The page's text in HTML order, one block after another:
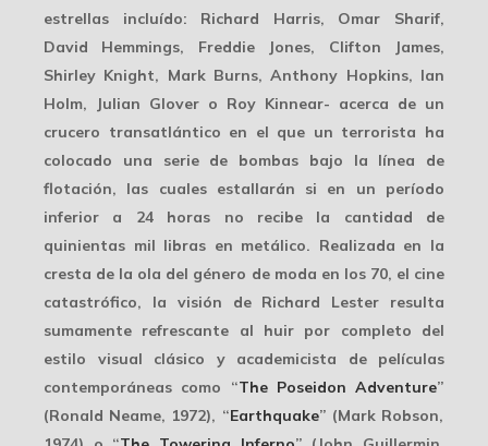
estrellas incluído: Richard Harris, Omar Sharif,
David Hemmings, Freddie Jones, Clifton James,
Shirley Knight, Mark Burns, Anthony Hopkins, Ian
Holm, Julian Glover o Roy Kinnear- acerca de un
crucero transatlántico en el que un terrorista ha
colocado una serie de bombas bajo la línea de
flotación, las cuales estallarán si en un período
inferior a 24 horas no recibe la cantidad de
quinientas mil libras en metálico. Realizada en la
cresta de la ola del género de moda en los 70, el cine
catastrófico, la visión de Richard Lester resulta
sumamente refrescante al huir por completo del
estilo visual clásico y academicista de películas
contemporáneas como “The Poseidon Adventure”
(Ronald Neame, 1972), “Earthquake” (Mark Robson,